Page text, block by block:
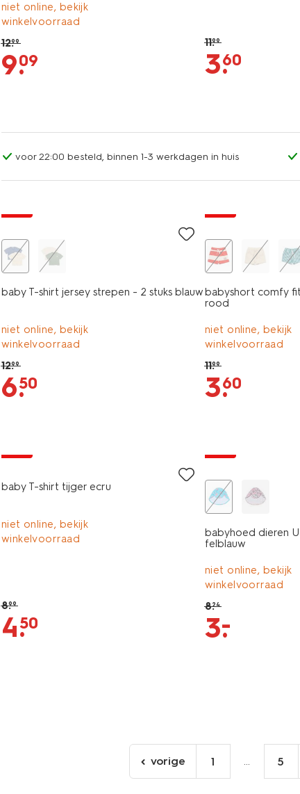
niet online, bekijk
winkelvoorraad
12.99
9.
09
11.99
3.
60
voor 22:00 besteld, binnen 1-3 werkdagen in huis
baby T-shirt jersey strepen - 2 stuks blauw
niet online, bekijk
winkelvoorraad
12.99
6.
50
babyshort comfy
rood
niet online, bekijk
winkelvoorraad
11.99
3.
60
baby T-shirt tijger ecru
niet online, bekijk
winkelvoorraad
8.99
4.
50
babyhoed dieren
felblauw
niet online, bekijk
winkelvoorraad
8.24
3.
–
ga
naar
vorige 1 ... 5